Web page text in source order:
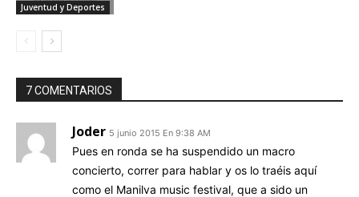
Juventud y Deportes
7 COMENTARIOS
Joder 5 junio 2015 En 9:38 AM
Pues en ronda se ha suspendido un macro
concierto, correr para hablar y os lo traéis aquí
como el Manilva music festival, que a sido un